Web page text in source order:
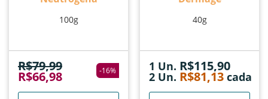
100g
R$79,99
R$66,98 -16%
40g
1 Un. R$115,90
2 Un. R$81,13 cada